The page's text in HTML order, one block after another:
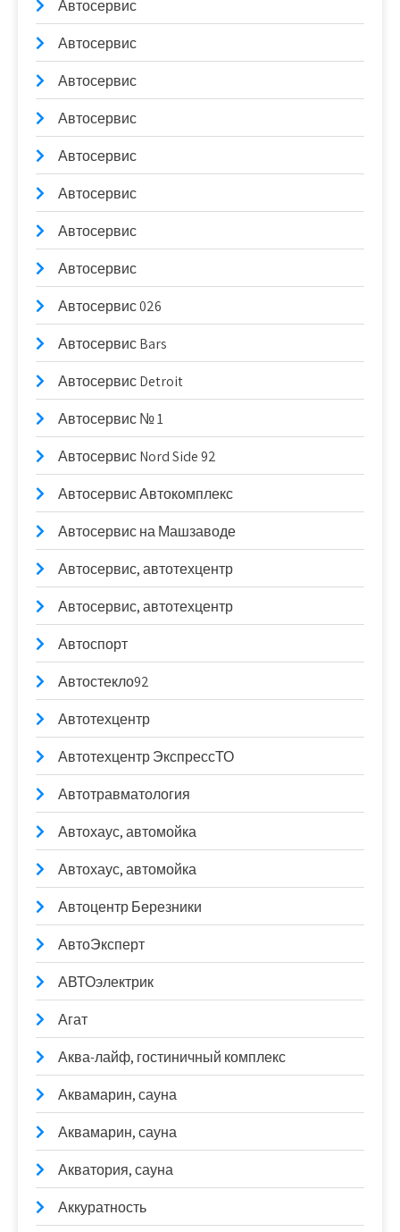
Автосервис
Автосервис
Автосервис
Автосервис
Автосервис
Автосервис
Автосервис
Автосервис
Автосервис 026
Автосервис Bars
Автосервис Detroit
Автосервис № 1
Автосервис Nord Side 92
Автосервис Автокомплекс
Автосервис на Машзаводе
Автосервис, автотехцентр
Автосервис, автотехцентр
Автоспорт
Автостекло92
Автотехцентр
Автотехцентр ЭкспрессТО
Автотравматология
Автохаус, автомойка
Автохаус, автомойка
Автоцентр Березники
АвтоЭксперт
АВТОэлектрик
Агат
Аква-лайф, гостиничный комплекс
Аквамарин, сауна
Аквамарин, сауна
Акватория, сауна
Аккуратность